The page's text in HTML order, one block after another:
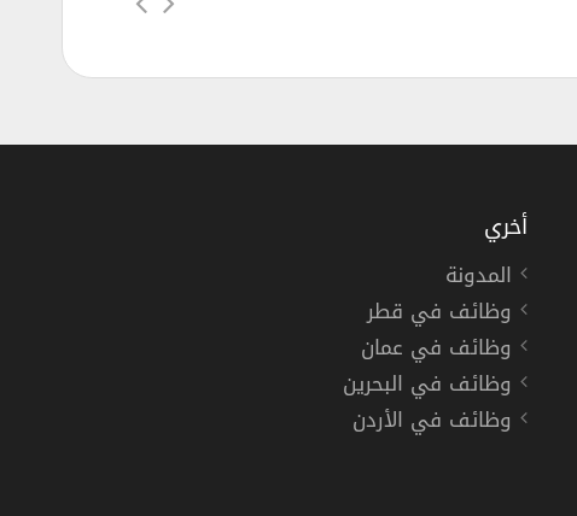
الملك خالد توفر 10 دورة مجانية عن بُعد
جامعة الملك خالد
« السعودية »
أخري
المدونة
وظائف في قطر
وظائف في عمان
وظائف في البحرين
وظائف في الأردن